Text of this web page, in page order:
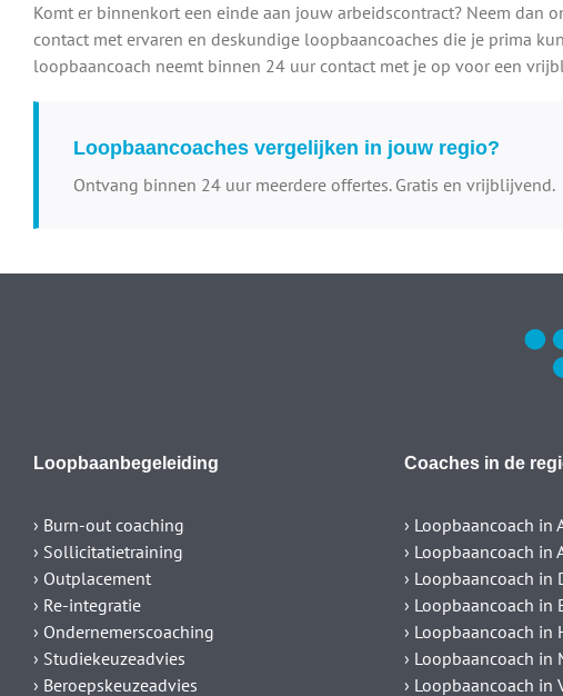
Komt er binnenkort een einde aan jouw arbeidscontract? Neem dan
contact met ervaren en deskundige loopbaancoaches die je prima
loopbaancoach neemt binnen 24 uur contact met je op voor een
Loopbaancoaches vergelijken in jouw regio?
Ontvang binnen 24 uur meerdere offertes. Gratis en vrijblijvend.
Loopbaanbegeleiding
› Burn-out coaching
› Sollicitatietraining
› Outplacement
› Re-integratie
› Ondernemerscoaching
› Studiekeuzeadvies
› Beroepskeuzeadvies
Coaches in de
› Loopbaancoach in
› Loopbaancoach in
› Loopbaancoach in
› Loopbaancoach in
› Loopbaancoach in
› Loopbaancoach in
› Loopbaancoach in